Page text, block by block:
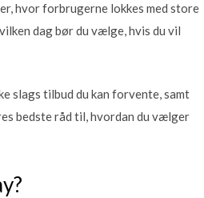
hvor forbrugerne lokkes med store
dag bør du vælge, hvis du vil
slags tilbud du kan forvente, samt
bedste råd til, hvordan du vælger